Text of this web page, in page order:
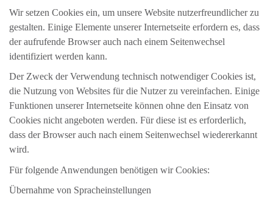
Wir setzen Cookies ein, um unsere Website nutzerfreundlicher zu
gestalten. Einige Elemente unserer Internetseite erfordern es, dass
der aufrufende Browser auch nach einem Seitenwechsel
identifiziert werden kann.
Der Zweck der Verwendung technisch notwendiger Cookies ist,
die Nutzung von Websites für die Nutzer zu vereinfachen. Einige
Funktionen unserer Internetseite können ohne den Einsatz von
Cookies nicht angeboten werden. Für diese ist es erforderlich,
dass der Browser auch nach einem Seitenwechsel wiedererkannt
wird.
Für folgende Anwendungen benötigen wir Cookies:
Übernahme von Spracheinstellungen